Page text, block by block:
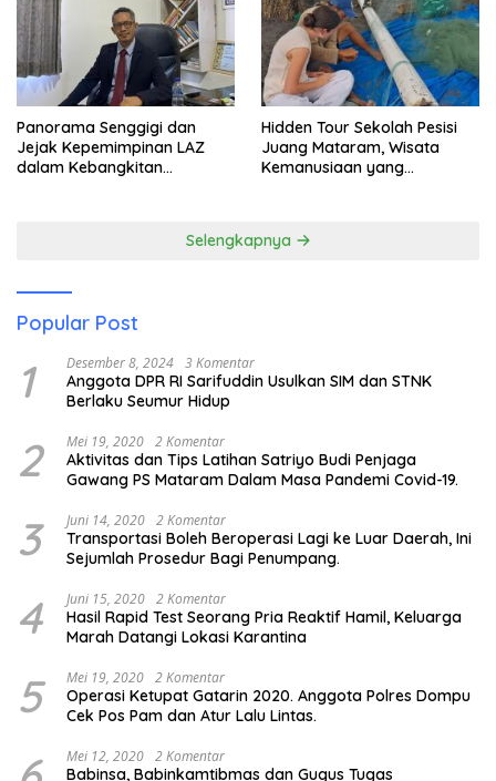
Panorama Senggigi dan
Jejak Kepemimpinan LAZ
dalam Kebangkitan
Hidden Tour Sekolah Pesisi
Juang Mataram, Wisata
Kemanusiaan yang
Selengkapnya
Popular Post
1 Desember 8, 2024 3 Komentar
Anggota DPR RI Sarifuddin Usulkan SIM dan STNK
Berlaku Seumur Hidup
2 Mei 19, 2020 2 Komentar
Aktivitas dan Tips Latihan Satriyo Budi Penjaga
Gawang PS Mataram Dalam Masa Pandemi Covid-19.
3 Juni 14, 2020 2 Komentar
Transportasi Boleh Beroperasi Lagi ke Luar Daerah, Ini
Sejumlah Prosedur Bagi Penumpang.
4 Juni 15, 2020 2 Komentar
Hasil Rapid Test Seorang Pria Reaktif Hamil, Keluarga
Marah Datangi Lokasi Karantina
5 Mei 19, 2020 2 Komentar
Operasi Ketupat Gatarin 2020. Anggota Polres Dompu
Cek Pos Pam dan Atur Lalu Lintas.
Mei 12, 2020 2 Komentar
Babinsa, Babinkamtibmas dan Gugus Tugas